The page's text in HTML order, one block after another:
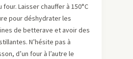
Laisser chauffer à 150°C
pour déshydrater les
de betterave et avoir des
N’hésite pas à
d’un four à l’autre le